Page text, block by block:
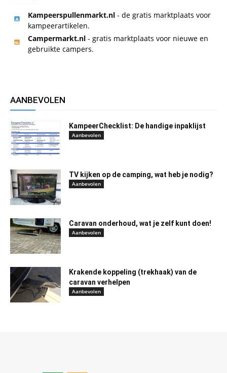
Kampeerspullenmarkt.nl - de gratis marktplaats voor
kampeerartikelen.
Campermarkt.nl - gratis marktplaats voor nieuwe en
gebruikte campers.
AANBEVOLEN
KampeerChecklist: De handige inpaklijst
Aanbevolen
TV kijken op de camping, wat heb je nodig?
Aanbevolen
Caravan onderhoud, wat je zelf kunt doen!
Aanbevolen
Krakende koppeling (trekhaak) van de
caravan verhelpen
Aanbevolen